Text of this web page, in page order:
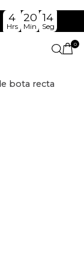
4
Hrs
20
Min
14
Seg
0
bota recta